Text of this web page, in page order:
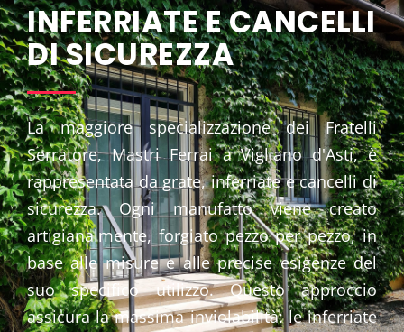
INFERRIATE E CANCELLI
DI SICUREZZA
La maggiore specializzazione dei Fratelli
Serratore, Mastri Ferrai a Vigliano d'Asti, è
rappresentata da grate, inferriate e cancelli di
sicurezza. Ogni manufatto viene creato
artigianalmente, forgiato pezzo per pezzo, in
base alle misure e alle precise esigenze del
suo specifico utilizzo. Questo approccio
assicura la massima inviolabilità: le inferriate